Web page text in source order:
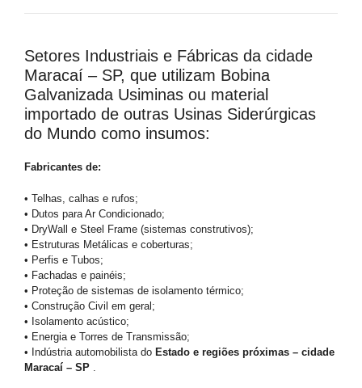
Setores Industriais e Fábricas da cidade
Maracaí – SP, que utilizam Bobina
Galvanizada Usiminas ou material
importado de outras Usinas Siderúrgicas
do Mundo como insumos:
Fabricantes de:
• Telhas, calhas e rufos;
• Dutos para Ar Condicionado;
• DryWall e Steel Frame (sistemas construtivos);
• Estruturas Metálicas e coberturas;
• Perfis e Tubos;
• Fachadas e painéis;
• Proteção de sistemas de isolamento térmico;
• Construção Civil em geral;
• Isolamento acústico;
• Energia e Torres de Transmissão;
• Indústria automobilista do Estado e regiões próximas – cidade
Maracaí – SP